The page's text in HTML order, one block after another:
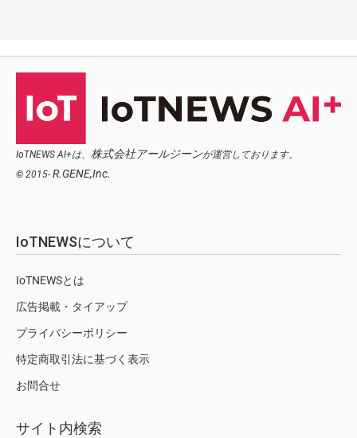
IoTNEWS AI+は、 株式会社アールジーンが運営しております。
© 2015- R.GENE,Inc.
IoTNEWSについて
IoTNEWSとは
広告掲載・タイアップ
プライバシーポリシー
特定商取引法に基づく表示
お問合せ
サイト内検索